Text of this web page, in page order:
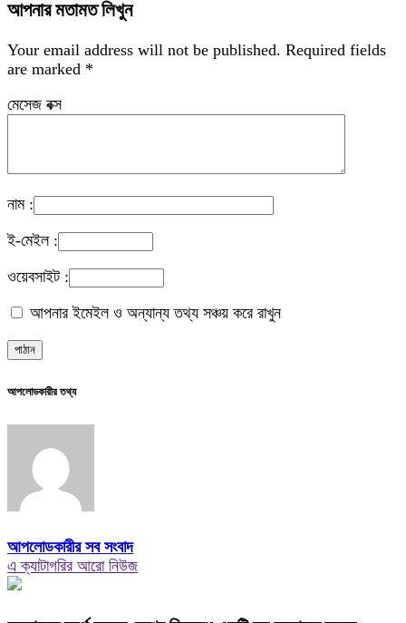
আপনার মতামত লিখুন
Your email address will not be published. Required fields
are marked *
মেসেজ বক্স
নাম :
ই-মেইল :
ওয়েবসাইট :
আপনার ইমেইল ও অন্যান্য তথ্য সঞ্চয় করে রাখুন
আপলোডকারীর তথ্য
আপলোডকারীর সব সংবাদ
এ ক্যাটাগরির আরো নিউজ